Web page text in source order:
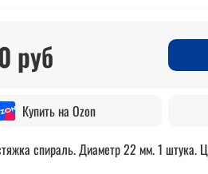
руб
Купить на Ozon
спираль. Диаметр 22 мм. 1 штука.